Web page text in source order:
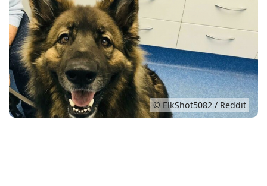
© ElkShot5082 / Reddit